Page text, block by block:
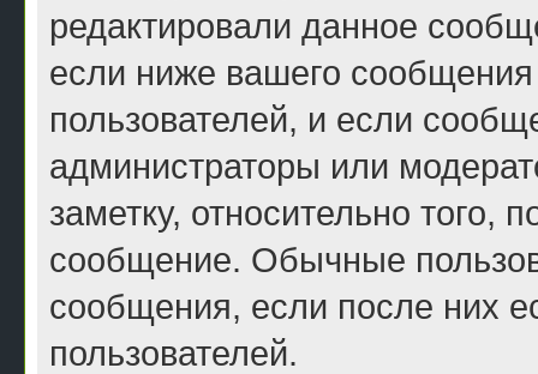
редактировали данное
если ниже вашего
пользователей, и если
администраторы или
заметку, относительно того,
сообщение. Обычные
сообщения, если после них
пользователей.